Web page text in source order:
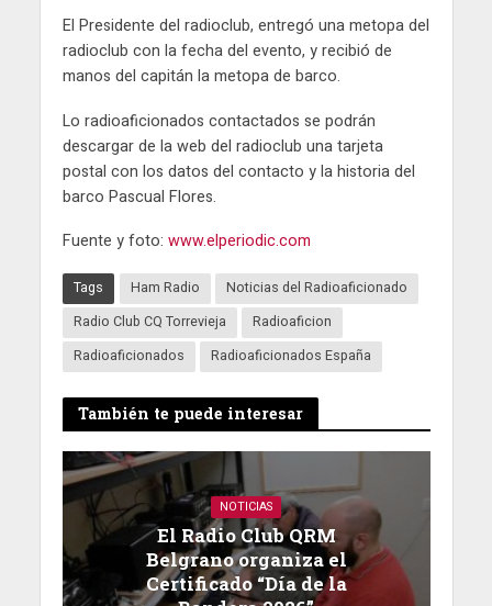
El Presidente del radioclub, entregó una metopa del
radioclub con la fecha del evento, y recibió de
manos del capitán la metopa de barco.
Lo radioaficionados contactados se podrán
descargar de la web del radioclub una tarjeta
postal con los datos del contacto y la historia del
barco Pascual Flores.
Fuente y foto: www.elperiodic.com
Tags Ham Radio
Noticias del Radioaficionado
Radio Club CQ Torrevieja
Radioaficion
Radioaficionados
Radioaficionados España
También te puede interesar
NOTICIAS
El Radio Club QRM
Belgrano organiza el
Certificado “Día de la